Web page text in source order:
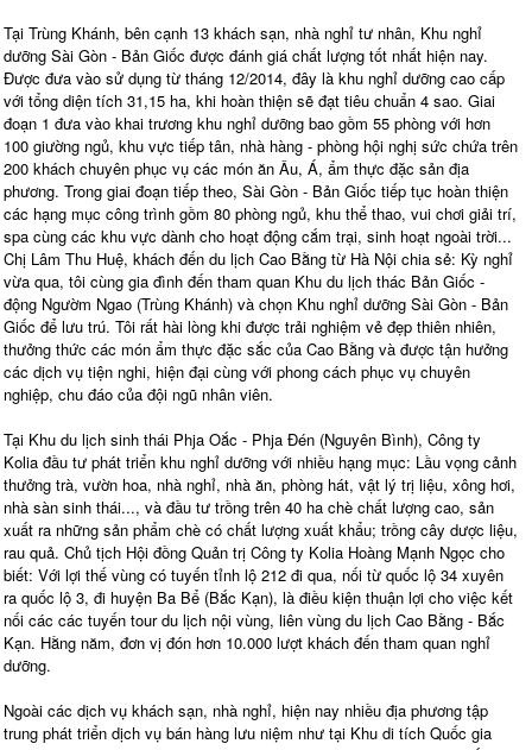
Tại Trùng Khánh, bên cạnh 13 khách sạn, nhà nghỉ tư nhân, Khu nghỉ
dưỡng Sài Gòn - Bản Giốc được đánh giá chất lượng tốt nhất hiện nay.
Được đưa vào sử dụng từ tháng 12/2014, đây là khu nghỉ dưỡng cao cấp
với tổng diện tích 31,15 ha, khi hoàn thiện sẽ đạt tiêu chuẩn 4 sao. Giai
đoạn 1 đưa vào khai trương khu nghỉ dưỡng bao gồm 55 phòng với hơn
100 giường ngủ, khu vực tiếp tân, nhà hàng - phòng hội nghị sức chứa trên
200 khách chuyên phục vụ các món ăn Âu, Á, ẩm thực đặc sản địa
phương. Trong giai đoạn tiếp theo, Sài Gòn - Bản Giốc tiếp tục hoàn thiện
các hạng mục công trình gồm 80 phòng ngủ, khu thể thao, vui chơi giải trí,
spa cùng các khu vực dành cho hoạt động cắm trại, sinh hoạt ngoài trời...
Chị Lâm Thu Huệ, khách đến du lịch Cao Bằng từ Hà Nội chia sẻ: Kỳ nghỉ
vừa qua, tôi cùng gia đình đến tham quan Khu du lịch thác Bản Giốc -
động Ngườm Ngao (Trùng Khánh) và chọn Khu nghỉ dưỡng Sài Gòn - Bản
Giốc để lưu trú. Tôi rất hài lòng khi được trải nghiệm vẻ đẹp thiên nhiên,
thưởng thức các món ẩm thực đặc sắc của Cao Bằng và được tận hưởng
các dịch vụ tiện nghi, hiện đại cùng với phong cách phục vụ chuyên
nghiệp, chu đáo của đội ngũ nhân viên.
Tại Khu du lịch sinh thái Phja Oắc - Phja Đén (Nguyên Bình), Công ty
Kolia đầu tư phát triển khu nghỉ dưỡng với nhiều hạng mục: Lầu vọng cảnh
thưởng trà, vườn hoa, nhà nghỉ, nhà ăn, phòng hát, vật lý trị liệu, xông hơi,
nhà sàn sinh thái..., và đầu tư trồng trên 40 ha chè chất lượng cao, sản
xuất ra những sản phẩm chè có chất lượng xuất khẩu; trồng cây dược liệu,
rau quả. Chủ tịch Hội đồng Quản trị Công ty Kolia Hoàng Mạnh Ngọc cho
biết: Với lợi thế vùng có tuyến tỉnh lộ 212 đi qua, nối từ quốc lộ 34 xuyên
ra quốc lộ 3, đi huyện Ba Bể (Bắc Kạn), là điều kiện thuận lợi cho việc kết
nối các các tuyến tour du lịch nội vùng, liên vùng du lịch Cao Bằng - Bắc
Kạn. Hằng năm, đơn vị đón hơn 10.000 lượt khách đến tham quan nghỉ
dưỡng.
Ngoài các dịch vụ khách sạn, nhà nghỉ, hiện nay nhiều địa phương tập
trung phát triển dịch vụ bán hàng lưu niệm như tại Khu di tích Quốc gia